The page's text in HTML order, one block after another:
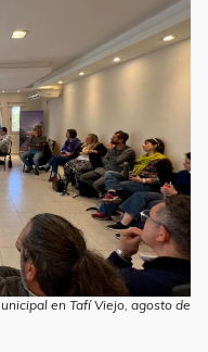
en Tafí Viejo, agosto de